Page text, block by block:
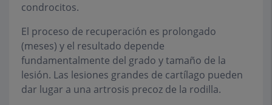
condrocitos.
El proceso de recuperación es prolongado
(meses) y el resultado depende
fundamentalmente del grado y tamaño de la
lesión. Las lesiones grandes de cartílago pueden
dar lugar a una artrosis precoz de la rodilla.